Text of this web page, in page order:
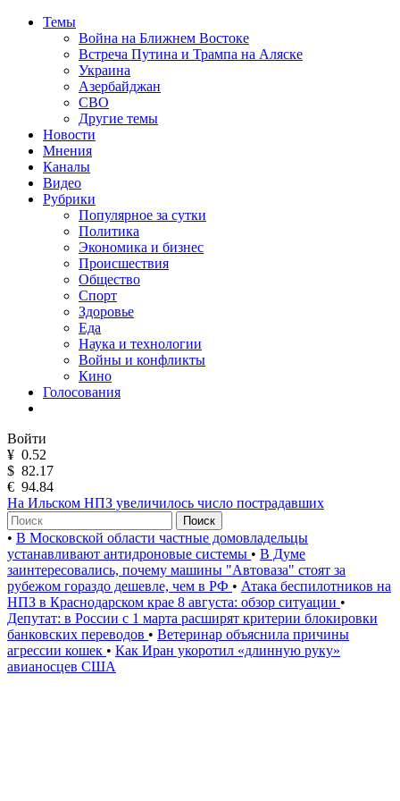
Темы
Война на Ближнем Востоке
Встреча Путина и Трампа на Аляске
Украина
Азербайджан
СВО
Другие темы
Новости
Мнения
Каналы
Видео
Рубрики
Популярное за сутки
Политика
Экономика и бизнес
Происшествия
Общество
Спорт
Здоровье
Еда
Наука и технологии
Войны и конфликты
Кино
Голосования
Войти
¥ 0.52
$ 82.17
€ 94.84
На Ильском НПЗ увеличилось число пострадавших
Поиск
• В Московской области частные домовладельцы
устанавливают антидроновые системы • В Думе
заинтересовались, почему машины "Автоваза" стоят за
рубежом гораздо дешевле, чем в РФ • Атака беспилотников на
НПЗ в Краснодарском крае 8 августа: обзор ситуации •
Депутат: в России с 1 марта расширят критерии блокировки
банковских переводов • Ветеринар объяснила причины
агрессии кошек • Как Иран укоротил «длинную руку»
авианосцев США